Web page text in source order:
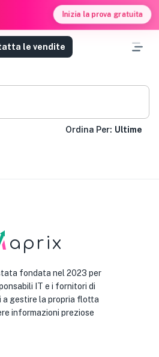
Inizia la prova gratuita
le vendite
Ordina Per: Ultime
aprix
fondata nel 2023 per
IT e i fornitori di
a gestire la propria flotta
informazioni preziose